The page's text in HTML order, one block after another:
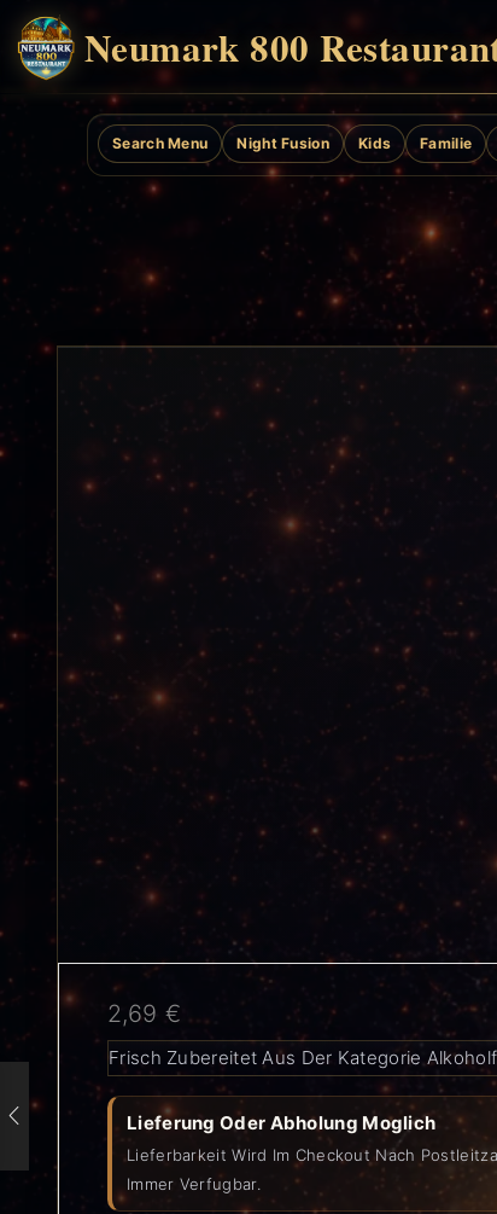
Neumark 800
Search Menu Night Fusion Kids Familie
2,69 €
Frisch Zubereitet Aus Der Kategorie
Lieferung Oder Abholung Moglich
Lieferbarkeit Wird Im Checkout Nach
Immer Verfugbar.